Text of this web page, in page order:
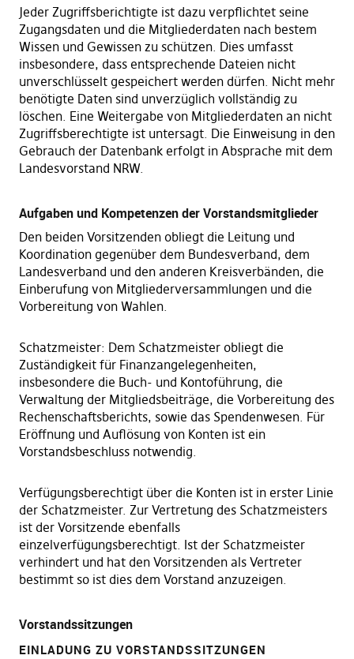
Jeder Zugriffsberichtigte ist dazu verpflichtet seine
Zugangsdaten und die Mitgliederdaten nach bestem
Wissen und Gewissen zu schützen. Dies umfasst
insbesondere, dass entsprechende Dateien nicht
unverschlüsselt gespeichert werden dürfen. Nicht mehr
benötigte Daten sind unverzüglich vollständig zu
löschen. Eine Weitergabe von Mitgliederdaten an nicht
Zugriffsberechtigte ist untersagt. Die Einweisung in den
Gebrauch der Datenbank erfolgt in Absprache mit dem
Landesvorstand NRW.
Aufgaben und Kompetenzen der Vorstandsmitglieder
Den beiden Vorsitzenden obliegt die Leitung und
Koordination gegenüber dem Bundesverband, dem
Landesverband und den anderen Kreisverbänden, die
Einberufung von Mitgliederversammlungen und die
Vorbereitung von Wahlen.
Schatzmeister: Dem Schatzmeister obliegt die
Zuständigkeit für Finanzangelegenheiten,
insbesondere die Buch- und Kontoführung, die
Verwaltung der Mitgliedsbeiträge, die Vorbereitung des
Rechenschaftsberichts, sowie das Spendenwesen. Für
Eröffnung und Auflösung von Konten ist ein
Vorstandsbeschluss notwendig.
Verfügungsberechtigt über die Konten ist in erster Linie
der Schatzmeister. Zur Vertretung des Schatzmeisters
ist der Vorsitzende ebenfalls
einzelverfügungsberechtigt. Ist der Schatzmeister
verhindert und hat den Vorsitzenden als Vertreter
bestimmt so ist dies dem Vorstand anzuzeigen.
Vorstandssitzungen
EINLADUNG ZU VORSTANDSSITZUNGEN